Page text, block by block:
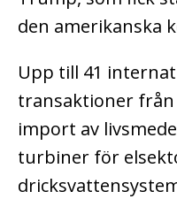
den amerikanska
Upp till 41
transaktioner från
import av
turbiner för